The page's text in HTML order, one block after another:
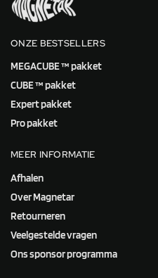
ONZE BESTSELLERS
MEGACUBE ™ pakket
CUBE ™ pakket
Expert pakket
Pro pakket
MEER INFORMATIE
Afhalen
Over Magnetar
Retourneren
Veelgestelde vragen
Ons sponsor programma